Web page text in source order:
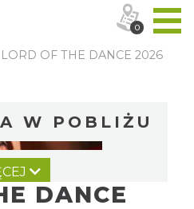
LORD OF THE DANCE 2026
W POBLIŻU
DANCE
0